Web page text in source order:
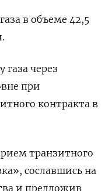
в объеме 42,5
газа через
при
контракта в
транзитного
сославшись на
и предложив